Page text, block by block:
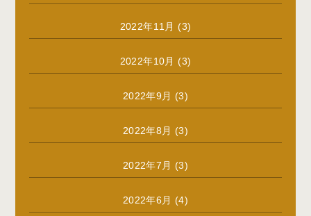
2022年11月 (3)
2022年10月 (3)
2022年9月 (3)
2022年8月 (3)
2022年7月 (3)
2022年6月 (4)